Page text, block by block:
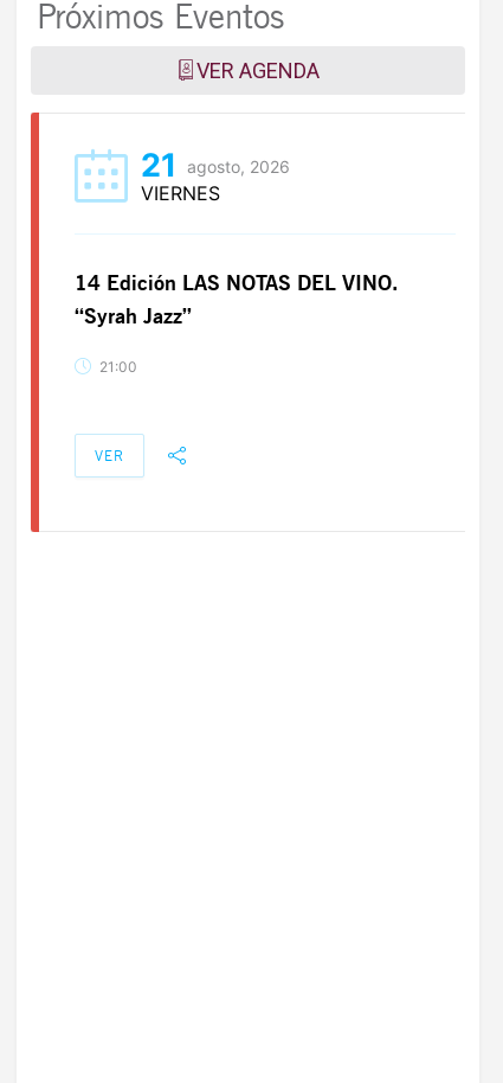
Próximos Eventos
VER AGENDA
21 agosto, 2026
VIERNES
14 Edición LAS NOTAS DEL VINO.
“Syrah Jazz”
21:00
VER